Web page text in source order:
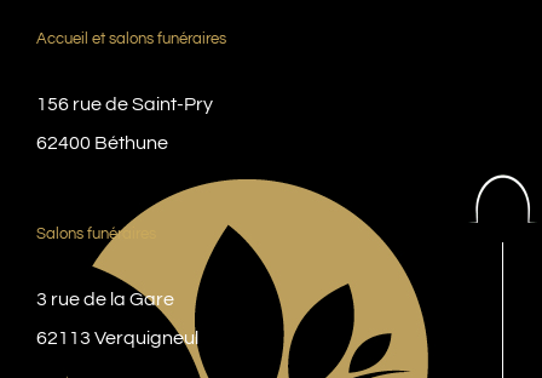
Accueil et salons funéraires
156 rue de Saint-Pry
62400 Béthune
Salons funéraires
3 rue de la Gare
62113 Verquigneul